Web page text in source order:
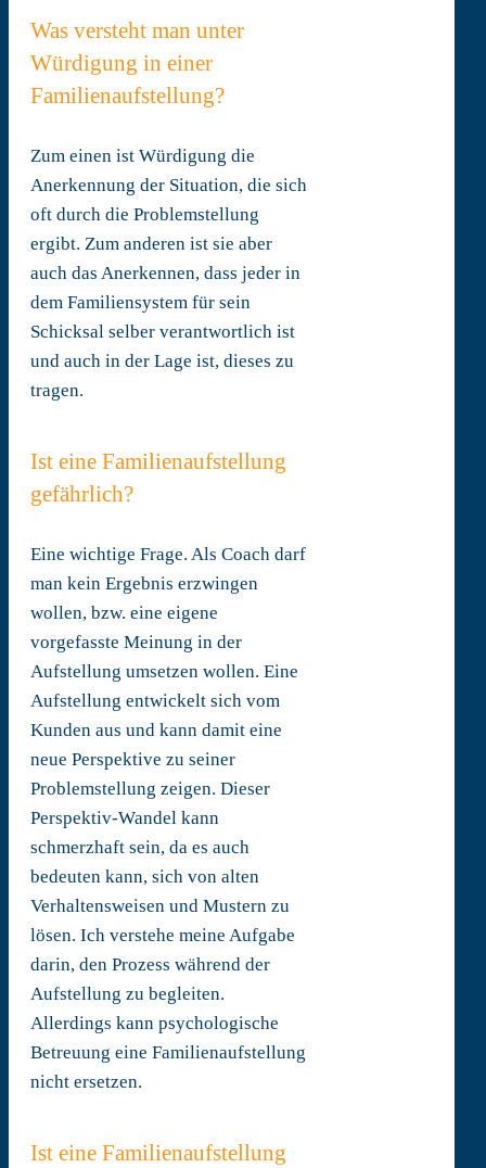
Was versteht man unter
Würdigung in einer
Familienaufstellung?
Zum einen ist Würdigung die
Anerkennung der Situation, die sich
oft durch die Problemstellung
ergibt. Zum anderen ist sie aber
auch das Anerkennen, dass jeder in
dem Familiensystem für sein
Schicksal selber verantwortlich ist
und auch in der Lage ist, dieses zu
tragen.
Ist eine Familienaufstellung
gefährlich?
Eine wichtige Frage. Als Coach darf
man kein Ergebnis erzwingen
wollen, bzw. eine eigene
vorgefasste Meinung in der
Aufstellung umsetzen wollen. Eine
Aufstellung entwickelt sich vom
Kunden aus und kann damit eine
neue Perspektive zu seiner
Problemstellung zeigen. Dieser
Perspektiv-Wandel kann
schmerzhaft sein, da es auch
bedeuten kann, sich von alten
Verhaltensweisen und Mustern zu
lösen. Ich verstehe meine Aufgabe
darin, den Prozess während der
Aufstellung zu begleiten.
Allerdings kann psychologische
Betreuung eine Familienaufstellung
nicht ersetzen.
Ist eine Familienaufstellung